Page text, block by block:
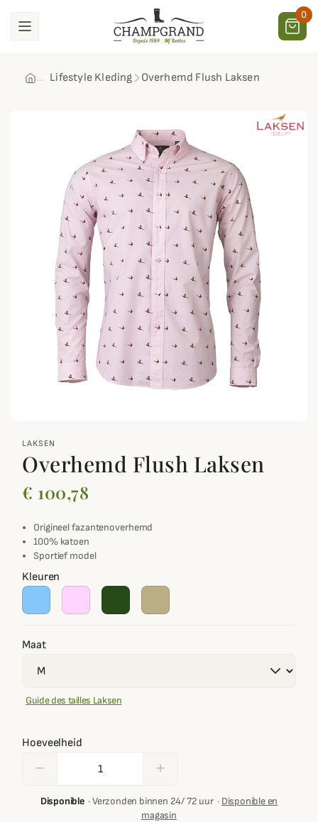
0
Lifestyle Kleding Overhemd Flush Laksen
LAKSEN
Overhemd Flush Laksen
€ 100,78
Origineel fazantenoverhemd
100% katoen
Sportief model
Kleuren
Maat
Guide des tailles Laksen
Hoeveelheid
remove add
Disponible·Verzonden binnen 24/ 72 uur· Disponible en
magasin